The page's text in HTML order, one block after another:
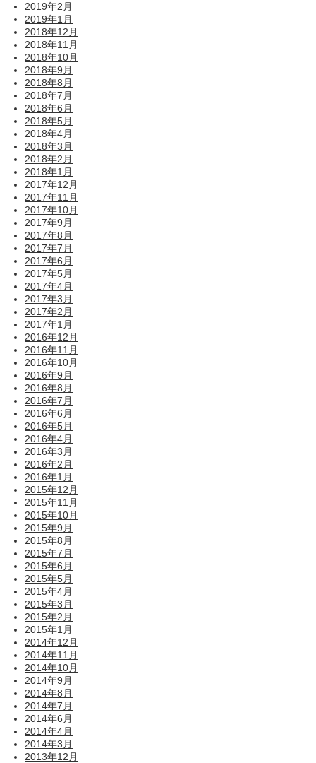
2019年2月
2019年1月
2018年12月
2018年11月
2018年10月
2018年9月
2018年8月
2018年7月
2018年6月
2018年5月
2018年4月
2018年3月
2018年2月
2018年1月
2017年12月
2017年11月
2017年10月
2017年9月
2017年8月
2017年7月
2017年6月
2017年5月
2017年4月
2017年3月
2017年2月
2017年1月
2016年12月
2016年11月
2016年10月
2016年9月
2016年8月
2016年7月
2016年6月
2016年5月
2016年4月
2016年3月
2016年2月
2016年1月
2015年12月
2015年11月
2015年10月
2015年9月
2015年8月
2015年7月
2015年6月
2015年5月
2015年4月
2015年3月
2015年2月
2015年1月
2014年12月
2014年11月
2014年10月
2014年9月
2014年8月
2014年7月
2014年6月
2014年4月
2014年3月
2013年12月